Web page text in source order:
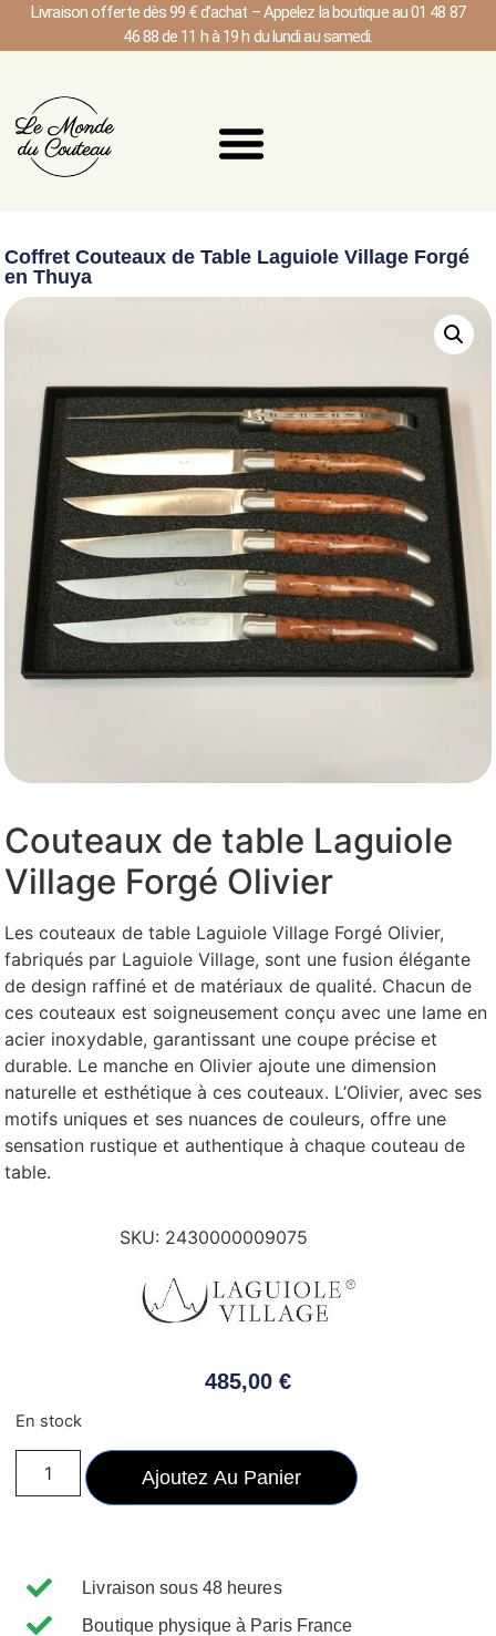
Livraison offerte dès 99 € d’achat – Appelez la boutique au 01 48 87
46 88 de 11 h à 19 h du lundi au samedi.
Coffret Couteaux de Table Laguiole Village Forgé
en Thuya
Couteaux de table Laguiole
Village Forgé Olivier
Les couteaux de table Laguiole Village Forgé Olivier,
fabriqués par Laguiole Village, sont une fusion élégante
de design raffiné et de matériaux de qualité. Chacun de
ces couteaux est soigneusement conçu avec une lame en
acier inoxydable, garantissant une coupe précise et
durable. Le manche en Olivier ajoute une dimension
naturelle et esthétique à ces couteaux. L’Olivier, avec ses
motifs uniques et ses nuances de couleurs, offre une
sensation rustique et authentique à chaque couteau de
table.
SKU: 2430000009075
485,00 €
En stock
Ajoutez Au Panier
Livraison sous 48 heures
Boutique physique à Paris France